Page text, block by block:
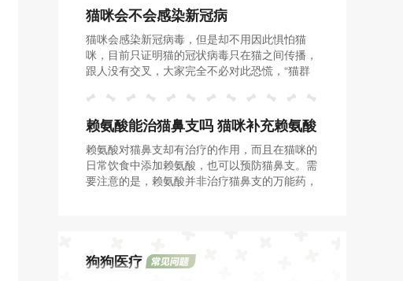
猫咪会不会感染新冠病
猫咪会感染新冠病毒，但是却不用因此惧怕猫
咪，目前只证明猫的冠状病毒只在猫之间传播，
跟人没有交叉，大家完全不必对此恐慌，“猫群
而且目前没有证据表明猫会传染人。
赖氨酸能治猫鼻支吗 猫咪补充赖氨酸
的意义何在？
赖氨酸对猫鼻支却有治疗的作用，而且在猫咪的
日常饮食中添加赖氨酸，也可以预防猫鼻支。需
要注意的是，赖氨酸并非治疗猫鼻支的万能药，
狗狗医疗